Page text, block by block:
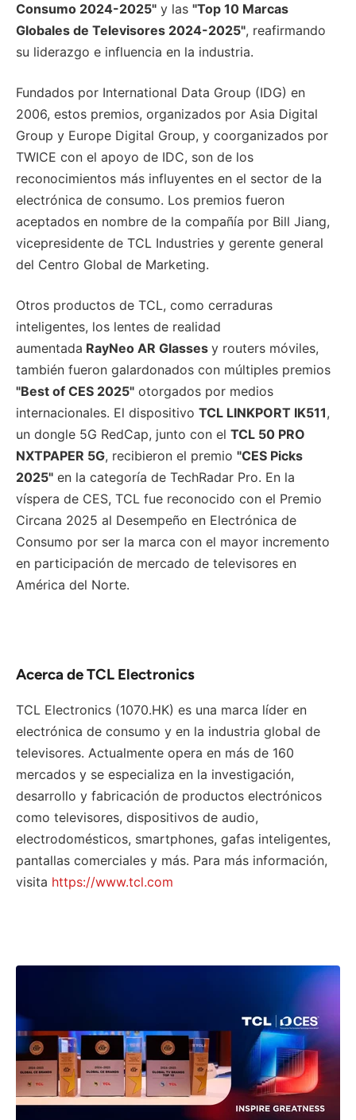
Consumo 2024-2025" y las "Top 10 Marcas
Globales de Televisores 2024-2025", reafirmando
su liderazgo e influencia en la industria.
Fundados por International Data Group (IDG) en
2006, estos premios, organizados por Asia Digital
Group y Europe Digital Group, y coorganizados por
TWICE con el apoyo de IDC, son de los
reconocimientos más influyentes en el sector de la
electrónica de consumo. Los premios fueron
aceptados en nombre de la compañía por Bill Jiang,
vicepresidente de TCL Industries y gerente general
del Centro Global de Marketing.
Otros productos de TCL, como cerraduras
inteligentes, los lentes de realidad
aumentada RayNeo AR Glasses y routers móviles,
también fueron galardonados con múltiples premios
"Best of CES 2025" otorgados por medios
internacionales. El dispositivo TCL LINKPORT IK511,
un dongle 5G RedCap, junto con el TCL 50 PRO
NXTPAPER 5G, recibieron el premio "CES Picks
2025" en la categoría de TechRadar Pro. En la
víspera de CES, TCL fue reconocido con el Premio
Circana 2025 al Desempeño en Electrónica de
Consumo por ser la marca con el mayor incremento
en participación de mercado de televisores en
América del Norte.
Acerca de TCL Electronics
TCL Electronics (1070.HK) es una marca líder en
electrónica de consumo y en la industria global de
televisores. Actualmente opera en más de 160
mercados y se especializa en la investigación,
desarrollo y fabricación de productos electrónicos
como televisores, dispositivos de audio,
electrodomésticos, smartphones, gafas inteligentes,
pantallas comerciales y más. Para más información,
visita https://www.tcl.com